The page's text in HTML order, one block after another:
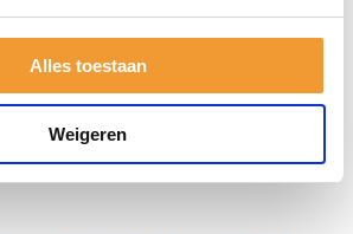
Alles toestaan
Weigeren
is hoofdlettergevoelig.
opgenomen persoonlijk
gebruikersnaam.